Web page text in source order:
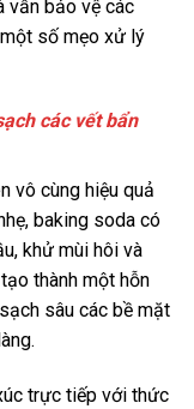
vẫn bảo vệ các
số mẹo xử lý
các vết bẩn
vô cùng hiệu quả
baking soda có
khử mùi hôi và
thành một hỗn
sâu các bề mặt
trực tiếp với thức